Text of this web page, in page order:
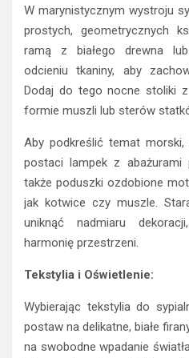
W marynistycznym wystroju
prostych, geometrycznych
ramą z białego drewna
odcieniu tkaniny, aby
Dodaj do tego nocne stoliki
formie muszli lub sterów
Aby podkreślić temat
postaci lampek z abażurami
także poduszki ozdobione
jak kotwice czy muszle.
uniknąć nadmiaru
harmonię przestrzeni.
Tekstylia i Oświetlenie:
Wybierając tekstylia do
postaw na delikatne, białe
na swobodne wpadanie